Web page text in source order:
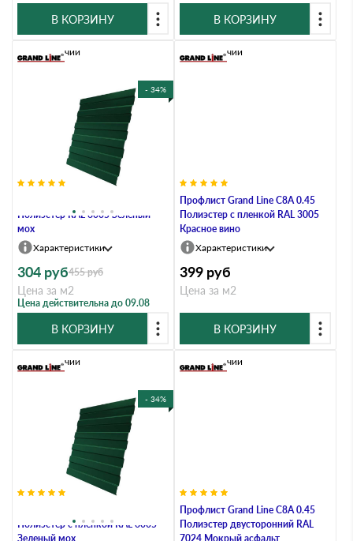
В КОРЗИНУ
В КОРЗИНУ
- 34%
Полиэстер RAL 6005 Зеленый
мох
В наличии
Характеристики
304 руб455руб
Цена за м2
Цена действительна до 09.08
В КОРЗИНУ
Профлист Grand Line C8А 0.45
Полиэстер с пленкой RAL 3005
Красное вино
В наличии
Характеристики
399 руб
Цена за м2
В КОРЗИНУ
- 34%
Полиэстер с пленкой RAL 6005
Зеленый мох
В наличии
Профлист Grand Line C8A 0.45
Полиэстер двусторонний RAL
7024 Мокрый асфальт
В наличии